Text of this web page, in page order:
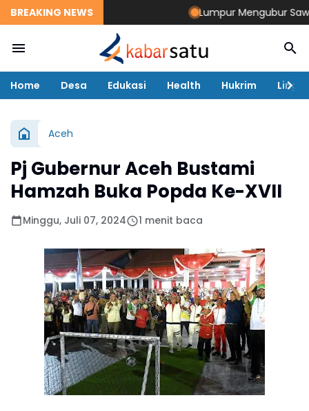
BREAKING NEWS Lumpur Mengubur Sawah
Home Desa Edukasi Health Hukrim
Aceh
Pj Gubernur Aceh Bustami
Hamzah Buka Popda Ke-XVII
Minggu, Juli 07, 2024 1 menit baca